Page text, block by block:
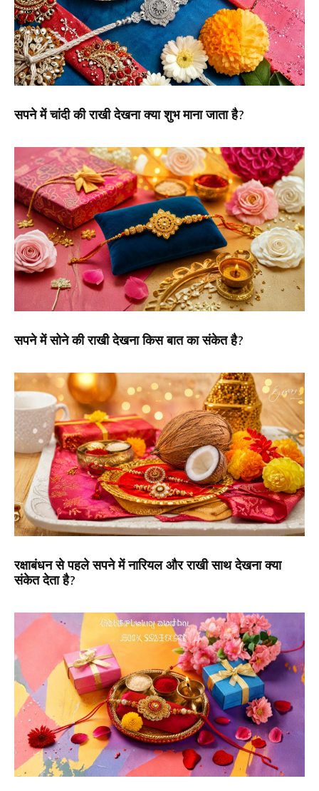
सपने में चांदी की राखी देखना क्या शुभ माना जाता है?
सपने में सोने की राखी देखना किस बात का संकेत है?
रक्षाबंधन से पहले सपने में नारियल और राखी साथ देखना क्या
संकेत देता है?